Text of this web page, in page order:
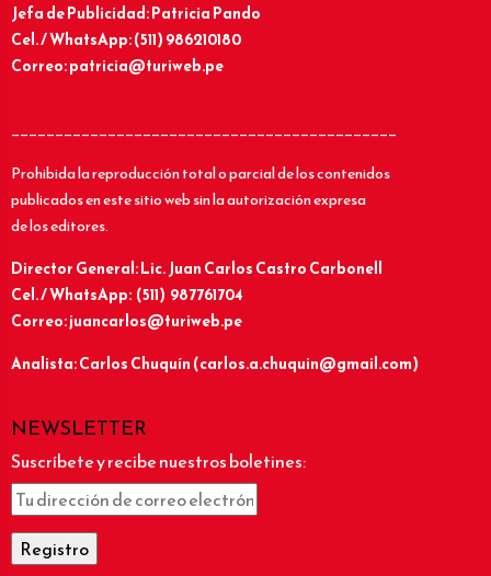
Jefa de Publicidad: Patricia Pando
Cel. / WhatsApp: (511) 986210180
Correo: patricia@turiweb.pe
____________________________________________
Prohibida la reproducción total o parcial de los contenidos
publicados en este sitio web sin la autorización expresa
de los editores.
Director General: Lic.Juan Carlos Castro Carbonell
Cel. / WhatsApp: (511) 987761704
Correo: juancarlos@turiweb.pe
Analista: Carlos Chuquín (carlos.a.chuquin@gmail.com)
NEWSLETTER
Suscríbete y recibe nuestros boletines: